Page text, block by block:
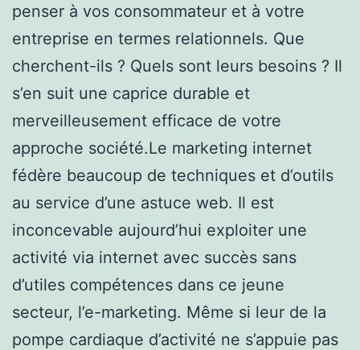
penser à vos consommateur et à votre
entreprise en termes relationnels. Que
cherchent-ils ? Quels sont leurs besoins ? Il
s’en suit une caprice durable et
merveilleusement efficace de votre
approche société.Le marketing internet
fédère beaucoup de techniques et d’outils
au service d’une astuce web. Il est
inconcevable aujourd’hui exploiter une
activité via internet avec succès sans
d’utiles compétences dans ce jeune
secteur, l’e-marketing. Même si leur de la
pompe cardiaque d’activité ne s’appuie pas